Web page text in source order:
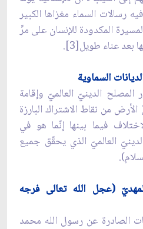
رسالات السماء مغزاها الكبير
المكدودة للإنسان على مرِّ
بعد عناء طويل[3].
السماوية
الدينيّ العالميّ وإقامة
الأرض من نقاط الاشتراك البارزة
الأديان[4]. والاختلاف فيما بينها إنّما هو في
العالميّ الذي يحقّق جميع
(عجل الله تعالى فرجه
الصادرة عن رسول الله محمد